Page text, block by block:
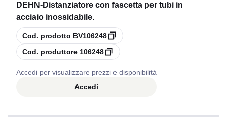
DEHN-Distanziatore con fascetta per tubi in
acciaio inossidabile.
copiaCod. prodotto BV106248
copiaCod. produttore 106248
Accedi per visualizzare prezzi e disponibilità
Accedi